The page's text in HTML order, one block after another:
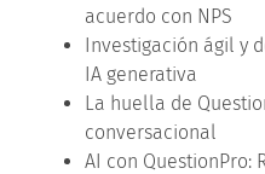
acuerdo con NPS
Investigación ágil y
IA generativa
La huella de
conversacional
AI con QuestionPro: